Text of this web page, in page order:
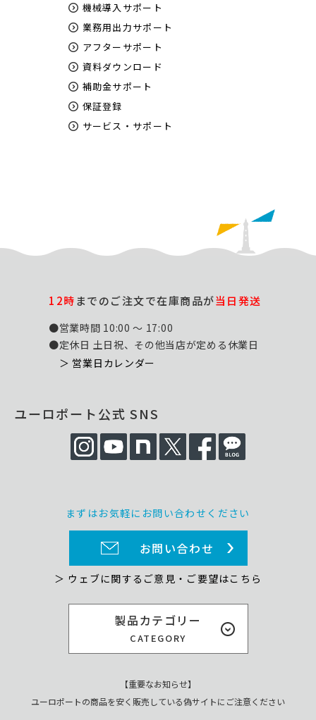
機械導入サポート
業務用出力サポート
アフターサポート
資料ダウンロード
補助金サポート
保証登録
サービス・サポート
製品カテゴリー
CATEGORY
12時までのご注文で在庫商品が当日発送
●営業時間 10:00 ～ 17:00
●定休日 土日祝、その他当店が定める休業日
＞ 営業日カレンダー
ユーロポート公式 SNS
まずはお気軽にお問い合わせください
お問い合わせ
＞ ウェブに関するご意見・ご要望はこちら
【重要なお知らせ】
ユーロポートの商品を安く販売している偽サイトにご注意ください